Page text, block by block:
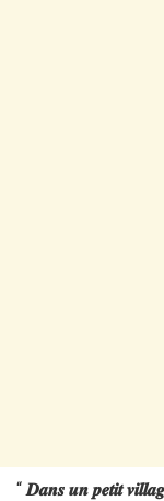
“ 𝑫𝒂𝒏𝒔 𝒖𝒏 𝒑𝒆𝒕𝒊𝒕